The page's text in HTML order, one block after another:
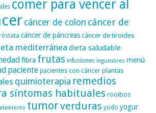
comer para vencer al
cáncer de colon cáncer de
cáncer de páncreascáncer de tiroides
mediterránea dieta saludable
fibra frutas infusiones legumbres menú
paciente pacientes con cáncer plantas
quimioterapia remedios
síntomas habituales rooibos
tumorverduras yodo yogur